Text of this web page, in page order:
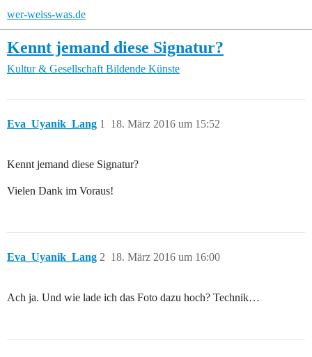
wer-weiss-was.de
Kennt jemand diese Signatur?
Kultur & Gesellschaft Bildende Künste
Eva_Uyanik_Lang 18. März 2016 um 15:52
1
Kennt jemand diese Signatur?
Vielen Dank im Voraus!
Eva_Uyanik_Lang 18. März 2016 um 16:00
2
Ach ja. Und wie lade ich das Foto dazu hoch? Technik…